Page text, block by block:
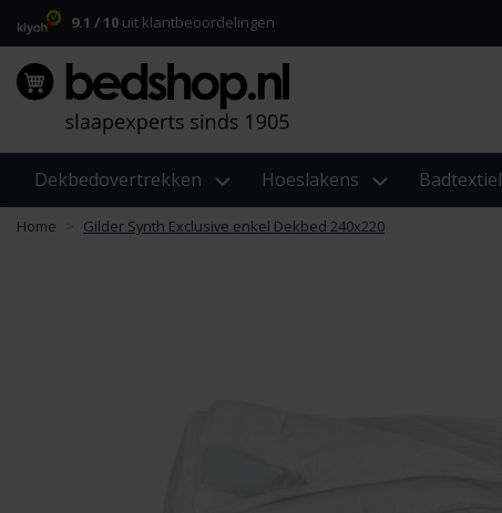
9.1 / 10 uit klantbeoordelingen
Dekbedovertrekken Hoeslakens Badtextiel
Home Gilder Synth Exclusive enkel Dekbed 240x220